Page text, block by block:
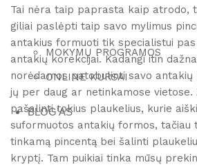
MOKYMŲ PROGRAMOS
ONLINE KURSAI
BLOG’AS
Tai nėra taip paprasta kaip atrodo,
giliai paslėpti taip savo mylimus
antakius formuoti tik specialistui
antakių korekcijai. Kadangi itin
norėdamos patobulinti savo antakių
jų per daug ar netinkamose vietose.
pašalinti tokius plaukelius, kurie
suformuotos antakių formos, tačiau
tinkamą pincentą bei šalinti
kryptį. Tam puikiai tinka mūsų